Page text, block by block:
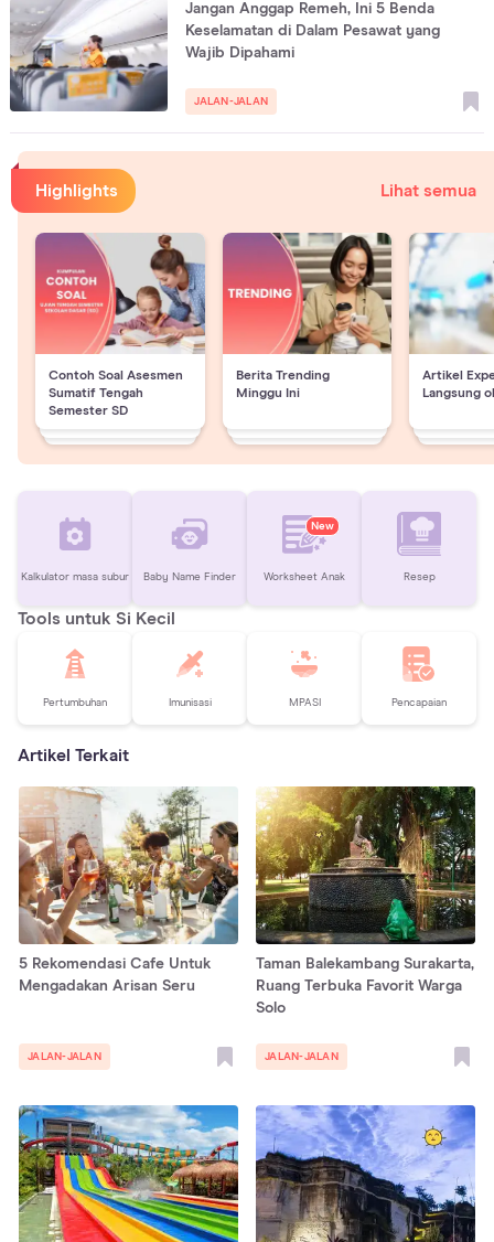
Jangan Anggap Remeh, Ini 5 Benda
Keselamatan di Dalam Pesawat yang
Wajib Dipahami
JALAN-JALAN
Highlights Lihat semua
Contoh Soal Asesmen
Sumatif Tengah
Semester SD
Berita Trending
Minggu Ini
Artikel
Langsung
Kalkulator masa subur Baby Name Finder
New
Worksheet Anak Resep
Tools untuk Si Kecil
Pertumbuhan Imunisasi MPASI Pencapaian
Artikel Terkait
5 Rekomendasi Cafe Untuk
Mengadakan Arisan Seru
JALAN-JALAN
Taman Balekambang Surakarta,
Ruang Terbuka Favorit Warga
Solo
JALAN-JALAN